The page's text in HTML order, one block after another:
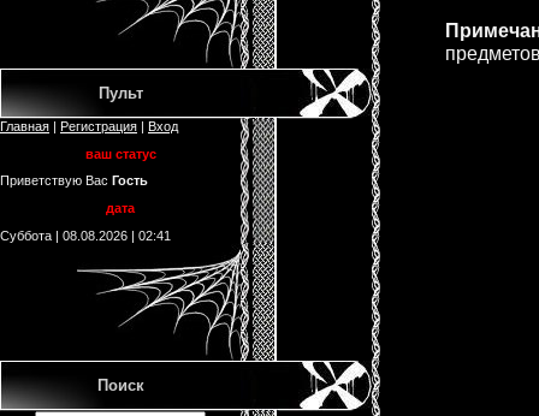
Пульт
Главная | Регистрация | Вход
ваш статус
Приветствую Вас Гость
дата
Суббота | 08.08.2026 | 02:41
Поиск